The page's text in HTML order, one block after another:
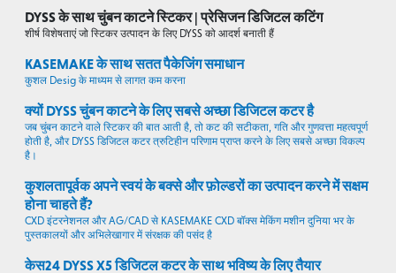
DYSS के साथ चुंबन काटने स्टिकर | प्रेसिजन डिजिटल कटिंग
शीर्ष विशेषताएं जो स्टिकर उत्पादन के लिए DYSS को आदर्श बनाती हैं
KASEMAKE के साथ सतत पैकेजिंग समाधान
कुशल Desig के माध्यम से लागत कम करना
क्यों DYSS चुंबन काटने के लिए सबसे अच्छा डिजिटल कटर है
जब चुंबन काटने वाले स्टिकर की बात आती है, तो कट की सटीकता, गति और गुणवत्ता महत्वपूर्ण
होती है, और DYSS डिजिटल कटर त्रुटिहीन परिणाम प्राप्त करने के लिए सबसे अच्छा विकल्प
है।
कुशलतापूर्वक अपने स्वयं के बक्से और फ़ोल्डरों का उत्पादन करने में सक्षम
होना चाहते हैं?
CXD इंटरनेशनल और AG/CAD से KASEMAKE CXD बॉक्स मेकिंग मशीन दुनिया भर के
पुस्तकालयों और अभिलेखागार में संरक्षक की पसंद है
केस24 DYSS X5 डिजिटल कटर के साथ भविष्य के लिए तैयार